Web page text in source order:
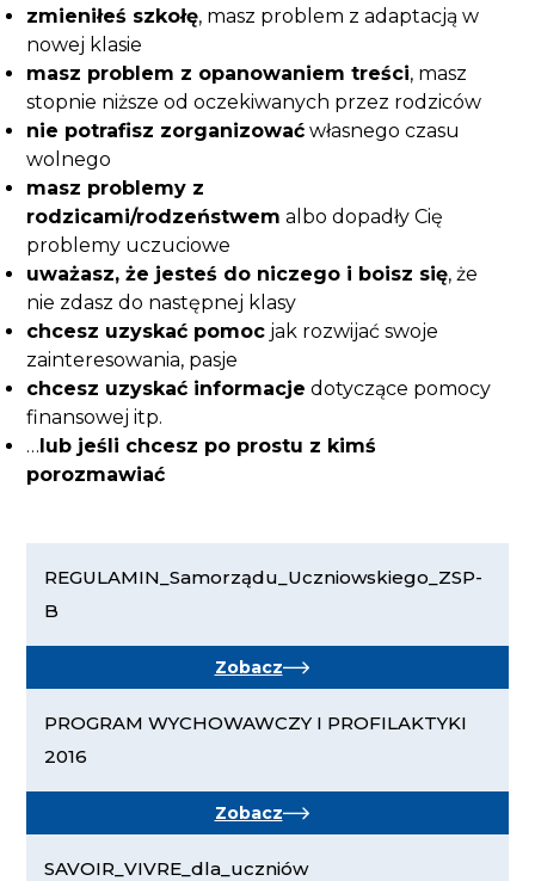
zmieniłeś szkołę, masz problem z adaptacją w
nowej klasie
masz problem z opanowaniem treści, masz
stopnie niższe od oczekiwanych przez rodziców
nie potrafisz zorganizować własnego czasu
wolnego
masz problemy z
rodzicami/rodzeństwem albo dopadły Cię
problemy uczuciowe
uważasz, że jesteś do niczego i boisz się, że
nie zdasz do następnej klasy
chcesz uzyskać pomoc jak rozwijać swoje
zainteresowania, pasje
chcesz uzyskać informacje dotyczące pomocy
finansowej itp.
…lub jeśli chcesz po prostu z kimś
porozmawiać
REGULAMIN_Samorządu_Uczniowskiego_ZSP-
B
Zobacz
PROGRAM WYCHOWAWCZY I PROFILAKTYKI
2016
Zobacz
SAVOIR_VIVRE_dla_uczniów